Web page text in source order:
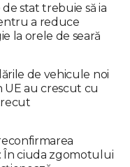
stat trebuie să ia
a reduce
la orele de seară
de vehicule noi
au crescut cu
În ciuda zgomotului